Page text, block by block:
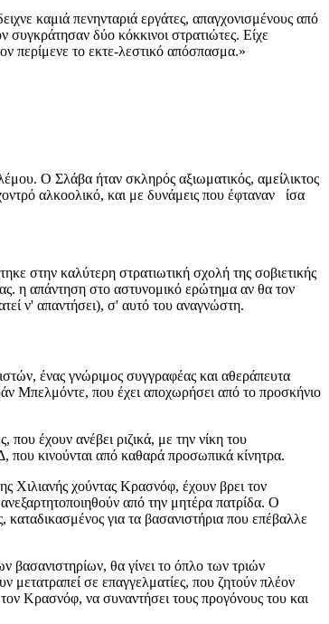
καμιά πενηνταριά εργάτες, απαγχονισμένους από
δύο κόκκινοι στρατιώτες. Είχε
περίμενε το εκτε-λεστικό απόσπασμα.»
Ο Σλάβα ήταν σκληρός αξιωματικός, αμείλικτος
αλκοολικό, και με δυνάμεις που έφταναν ίσα
στην καλύτερη στρατιωτική σχολή της σοβιετικής
η απάντηση στο αστυνομικό ερώτημα αν θα τον
ν' απαντήσει), σ' αυτό του αναγνώστη.
ένας γνώριμος συγγραφέας και αθεράπευτα
Μπελμόντε, που έχει αποχωρήσει από το προσκήνιο
που έχουν ανέβει ριζικά, με την νίκη του
που κινούνται από καθαρά προσωπικά κίνητρα.
Χιλιανής χούντας Κρασνόφ, έχουν βρει τον
από την μητέρα πατρίδα. Ο
για τα βασανιστήρια που επέβαλλε
βασανιστηρίων, θα γίνει το όπλο των τριών
μετατραπεί σε επαγγελματίες, που ζητούν πλέον
Κρασνόφ, να συναντήσει τους προγόνους του και